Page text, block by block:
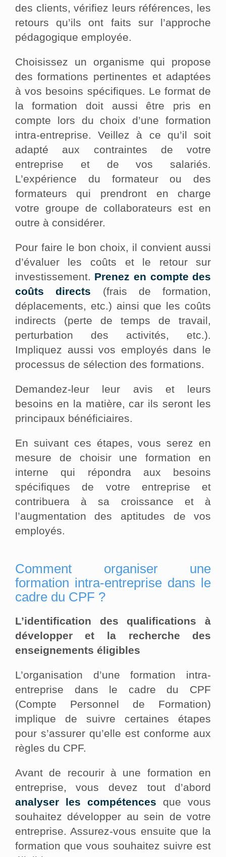
des clients, vérifiez leurs références, les
retours qu’ils ont faits sur l’approche
pédagogique employée.
Choisissez un organisme qui propose
des formations pertinentes et adaptées
à vos besoins spécifiques. Le format de
la formation doit aussi être pris en
compte lors du choix d’une formation
intra-entreprise. Veillez à ce qu’il soit
adapté aux contraintes de votre
entreprise et de vos salariés.
L’expérience du formateur ou des
formateurs qui prendront en charge
votre groupe de collaborateurs est en
outre à considérer.
Pour faire le bon choix, il convient aussi
d’évaluer les coûts et le retour sur
investissement. Prenez en compte des
coûts directs (frais de formation,
déplacements, etc.) ainsi que les coûts
indirects (perte de temps de travail,
perturbation des activités, etc.).
Impliquez aussi vos employés dans le
processus de sélection des formations.
Demandez-leur leur avis et leurs
besoins en la matière, car ils seront les
principaux bénéficiaires.
En suivant ces étapes, vous serez en
mesure de choisir une formation en
interne qui répondra aux besoins
spécifiques de votre entreprise et
contribuera à sa croissance et à
l’augmentation des aptitudes de vos
employés.
Comment organiser une
formation intra-entreprise dans le
cadre du CPF ?
L’identification des qualifications à
développer et la recherche des
enseignements éligibles
L’organisation d’une formation intra-
entreprise dans le cadre du CPF
(Compte Personnel de Formation)
implique de suivre certaines étapes
pour s’assurer qu’elle est conforme aux
règles du CPF.
Avant de recourir à une formation en
entreprise, vous devez tout d’abord
analyser les compétences que vous
souhaitez développer au sein de votre
entreprise. Assurez-vous ensuite que la
formation que vous souhaitez suivre est